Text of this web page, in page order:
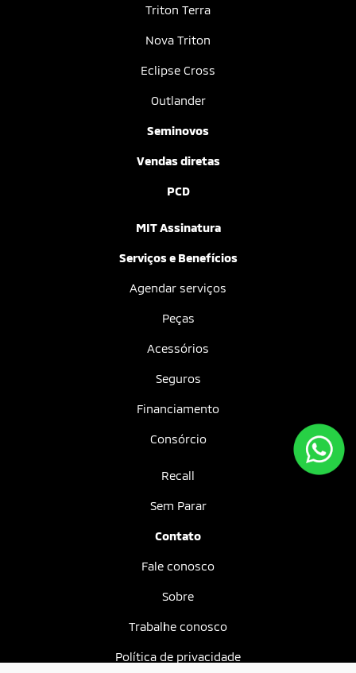
Triton Terra
Nova Triton
Eclipse Cross
Outlander
Seminovos
Vendas diretas
PCD
MIT Assinatura
Serviços e Benefícios
Agendar serviços
Peças
Acessórios
Seguros
Financiamento
Consórcio
Recall
Sem Parar
Contato
Fale conosco
Sobre
Trabalhe conosco
Política de privacidade